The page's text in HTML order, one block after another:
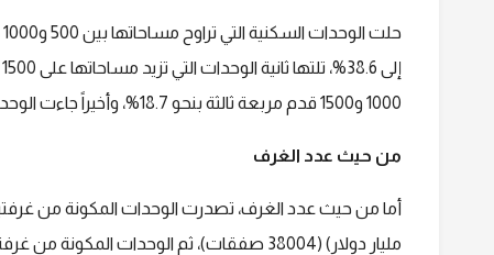
1000 و1500 قدم مربعة ثالثة بنحو 18.7%، وأخيراً جاءت الوحدات التي تقل عن 500 قدم مربعة بحصة 15.9%.
من حيث عدد الغرف